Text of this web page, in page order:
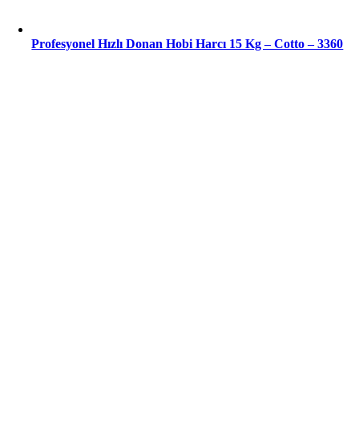
Profesyonel Hızlı Donan Hobi Harcı 15 Kg – Cotto – 3360